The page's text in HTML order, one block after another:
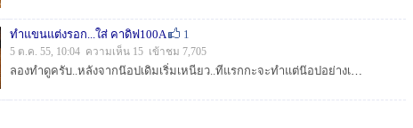
ทำแขนแต่งรอก...ใส่ คาดิฟ100A 1
5 ต.ค. 55, 10:04 ความเห็น 15 เข้าชม 7,705
ลองทำดูครับ..หลังจากน๊อปเดิมเริ่มเหนียว..ทีแรกกะจะทำแต่น๊อปอย่างเดียว เลยไปเลยมาได้ออกมาทั้งแขนด้วยเลยครับ..ติชมได้นะครับน้า.. งานทำจากอลูมิเนียมเสาใ...